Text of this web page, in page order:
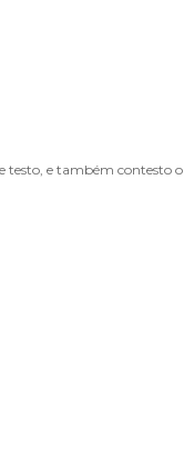
testo, e também contesto o